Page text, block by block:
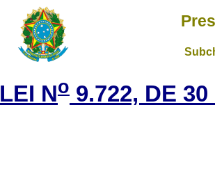
LEI No 9.722, DE